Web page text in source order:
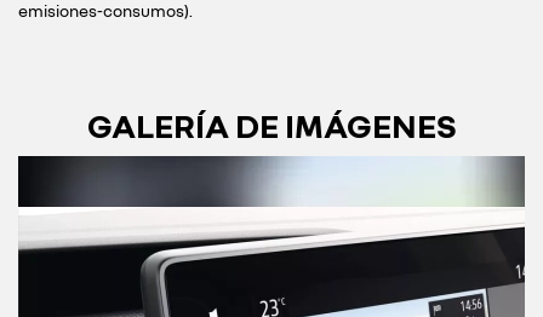
emisiones-consumos).
GALERÍA DE IMÁGENES